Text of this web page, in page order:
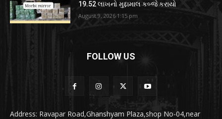
19.52 લાખનો મુદ્દામાલ કબ્જે કરાયો
August 9, 2026 1:15 pm
FOLLOW US
Address: Ravapar Road,Ghanshyam Plaza,shop No-04,near